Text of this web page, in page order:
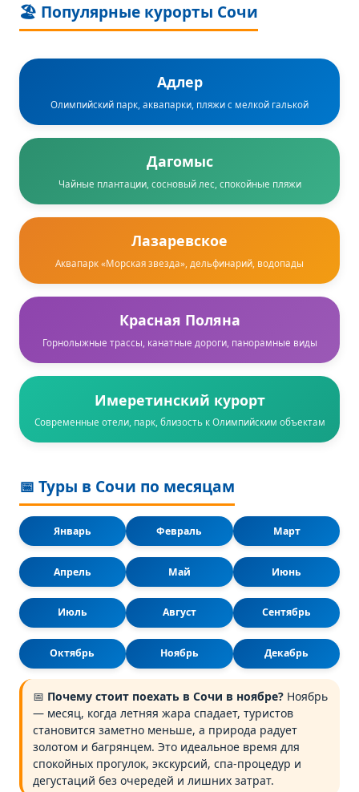
🏖️ Популярные курорты Сочи
Адлер
Олимпийский парк, аквапарки, пляжи с мелкой галькой
Дагомыс
Чайные плантации, сосновый лес, спокойные пляжи
Лазаревское
Аквапарк «Морская звезда», дельфинарий, водопады
Красная Поляна
Горнолыжные трассы, канатные дороги, панорамные виды
Имеретинский курорт
Современные отели, парк, близость к Олимпийским объектам
📅 Туры в Сочи по месяцам
Январь Февраль Март
Апрель Май Июнь
Июль Август Сентябрь
Октябрь Ноябрь Декабрь
📅 Почему стоит поехать в Сочи в ноябре? Ноябрь
— месяц, когда летняя жара спадает, туристов
становится заметно меньше, а природа радует
золотом и багрянцем. Это идеальное время для
спокойных прогулок, экскурсий, спа-процедур и
дегустаций без очередей и лишних затрат.